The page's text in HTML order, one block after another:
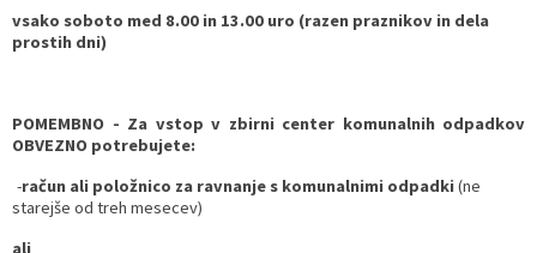
vsako soboto med 8.00 in 13.00 uro (razen praznikov in dela
prostih dni)
POMEMBNO - Za vstop v zbirni center komunalnih odpadkov
OBVEZNO potrebujete:
-račun ali položnico za ravnanje s komunalnimi odpadki(ne
starejše od treh mesecev)
ali